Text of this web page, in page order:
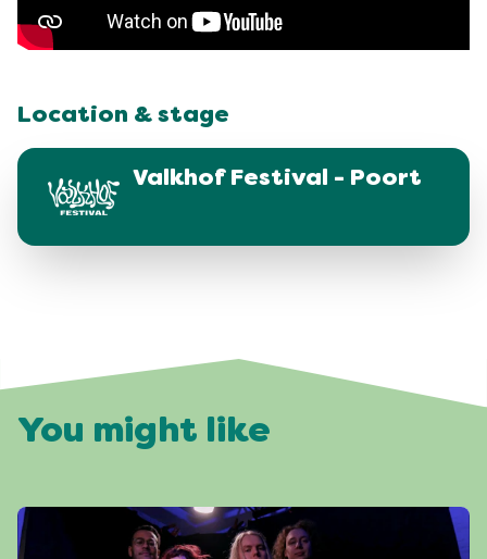
Location & stage
Valkhof Festival - Poort
You might like